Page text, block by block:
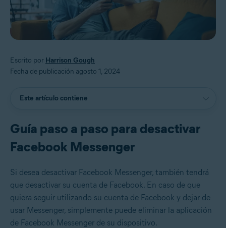
Escrito por Harrison Gough
Fecha de publicación agosto 1, 2024
Este artículo contiene
Guía paso a paso para desactivar
Facebook Messenger
Si desea desactivar Facebook Messenger, también tendrá
que desactivar su cuenta de Facebook. En caso de que
quiera seguir utilizando su cuenta de Facebook y dejar de
usar Messenger, simplemente puede eliminar la aplicación
de Facebook Messenger de su dispositivo.